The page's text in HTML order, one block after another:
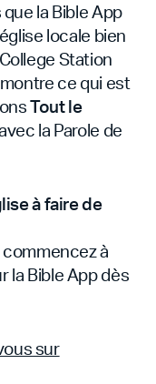
la Bible App
locale bien
Station
ce qui est
Tout le
la Parole de
à faire de
à
la Bible App dès
sur